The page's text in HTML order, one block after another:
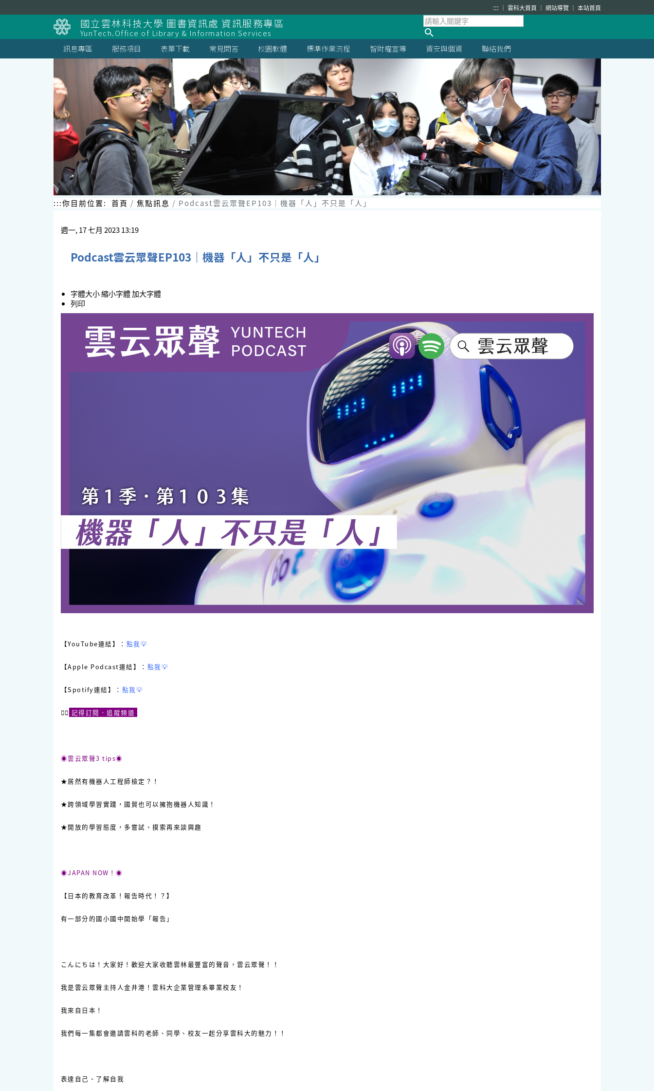
到
主
要
內
容
::: 雲科大首頁 網站導覽 本站首頁
國立雲林科技大學 圖書資訊處 資訊服務專區
YunTech.Office of Library & Information Services
訊息專區
服務項目 表單下載 常見問答 校園軟體 標準作業流程 智財權宣導 資安與個資 聯絡我們
:::你目前位置: 首頁 焦點訊息 Podcast雲云眾聲EP103｜機器「人」不只是「人」
週一, 17 七月 2023 13:19
Podcast雲云眾聲EP103｜機器「人」不只是「人」
字體大小縮小字體加大字體
列印
【YouTube連結】： 點我💡
【Apple Podcast連結】： 點我💡
【Spotify連結】： 點我💡
☝🏻 記得訂閱．追蹤頻道
◉雲云眾聲3 tips◉
★居然有機器人工程師檢定？！
★跨領域學習實踐，國貿也可以擁抱機器人知識！
★開放的學習態度，多嘗試、摸索再來談興趣
◉JAPAN NOW！◉
【日本的教育改革！報告時代！？】
有一部分的國小國中開始學「報告」
こんにちは！大家好！歡迎大家收聽雲林最豐富的聲音，雲云眾聲！！
我是雲云眾聲主持人金井港！雲科大企業管理系畢業校友！
我來自日本！
我們每一集都會邀請雲科的老師、同學、校友一起分享雲科大的魅力！！
表達自己、了解自我